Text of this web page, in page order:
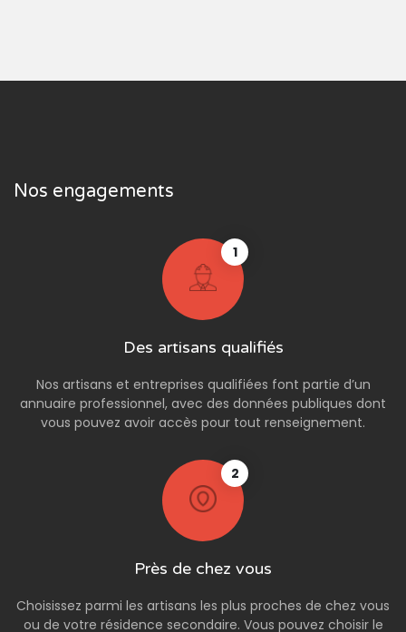
Nos engagements
1
Des artisans qualifiés
Nos artisans et entreprises qualifiées font partie d’un
annuaire professionnel, avec des données publiques dont
vous pouvez avoir accès pour tout renseignement.
2
Près de chez vous
Choisissez parmi les artisans les plus proches de chez vous
ou de votre résidence secondaire. Vous pouvez choisir le